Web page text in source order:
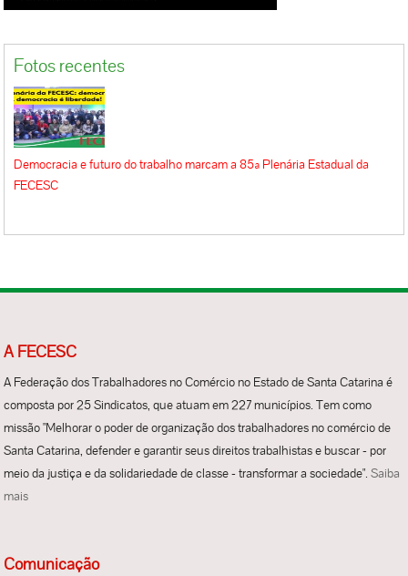
Fotos recentes
Democracia e futuro do trabalho marcam a 85ª Plenária Estadual da
FECESC
A FECESC
A Federação dos Trabalhadores no Comércio no Estado de Santa Catarina é
composta por 25 Sindicatos, que atuam em 227 municípios. Tem como
missão "Melhorar o poder de organização dos trabalhadores no comércio de
Santa Catarina, defender e garantir seus direitos trabalhistas e buscar - por
meio da justiça e da solidariedade de classe - transformar a sociedade".Saiba
mais
Comunicação